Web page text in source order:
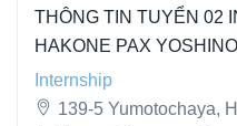
THÔNG TIN TUYỂN 02
HAKONE PAX YOSHINO
Internship
139-5 Yumotochaya,